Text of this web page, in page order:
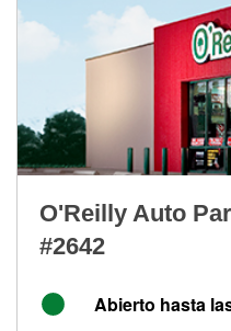
O'Reilly Auto
#2642
Abierto hasta